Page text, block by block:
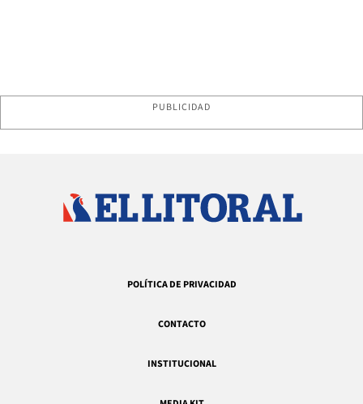
PUBLICIDAD
POLÍTICA DE PRIVACIDAD
CONTACTO
INSTITUCIONAL